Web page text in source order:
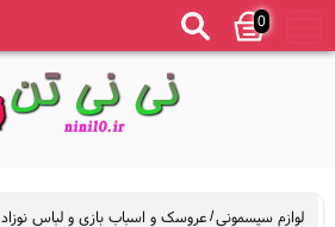
0
لوازم سیسمونی/عروسک و اسباب بازی و لباس نوزاد